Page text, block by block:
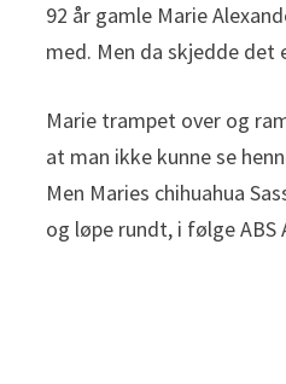
92 år gamle Marie
med. Men da skjedde det
Marie trampet over og
at man ikke kunne se
Men Maries chihuahua
og løpe rundt, i følge ABS